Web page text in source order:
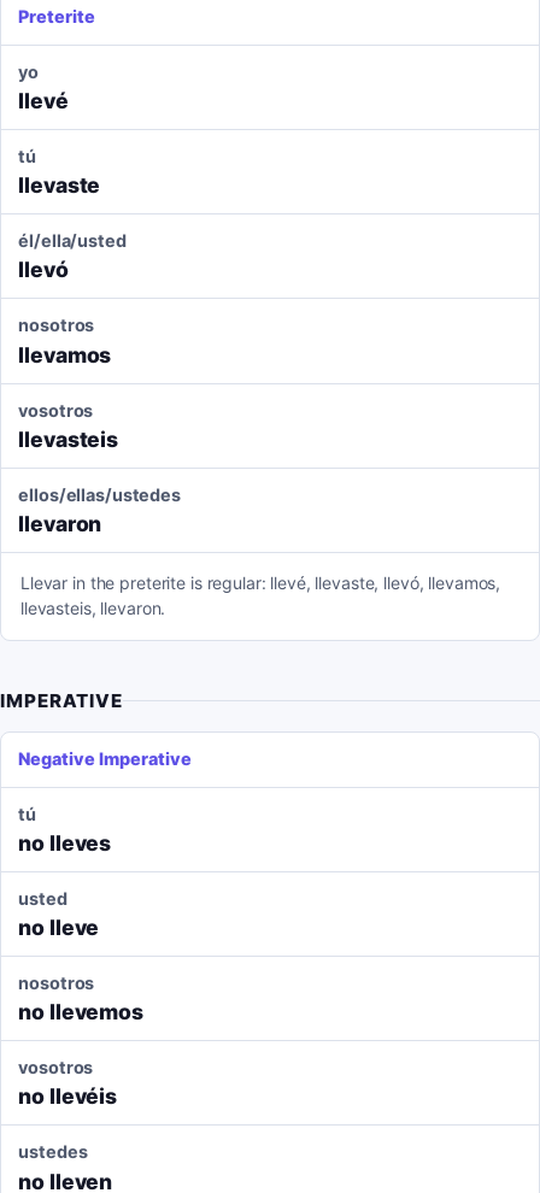
Preterite
yo
llevé
tú
llevaste
él/ella/usted
llevó
nosotros
llevamos
vosotros
llevasteis
ellos/ellas/ustedes
llevaron
Llevar in the preterite is regular: llevé, llevaste, llevó, llevamos,
llevasteis, llevaron.
IMPERATIVE
Negative Imperative
tú
no lleves
usted
no lleve
nosotros
no llevemos
vosotros
no llevéis
ustedes
no lleven